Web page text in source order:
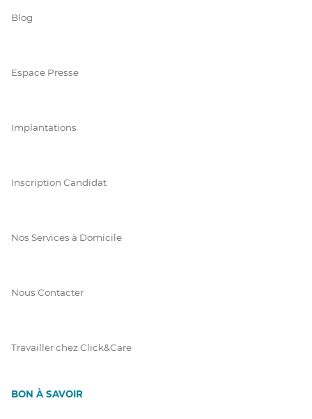
Blog
Espace Presse
Implantations
Inscription Candidat
Nos Services à Domicile
Nous Contacter
Travailler chez Click&Care
BON À SAVOIR